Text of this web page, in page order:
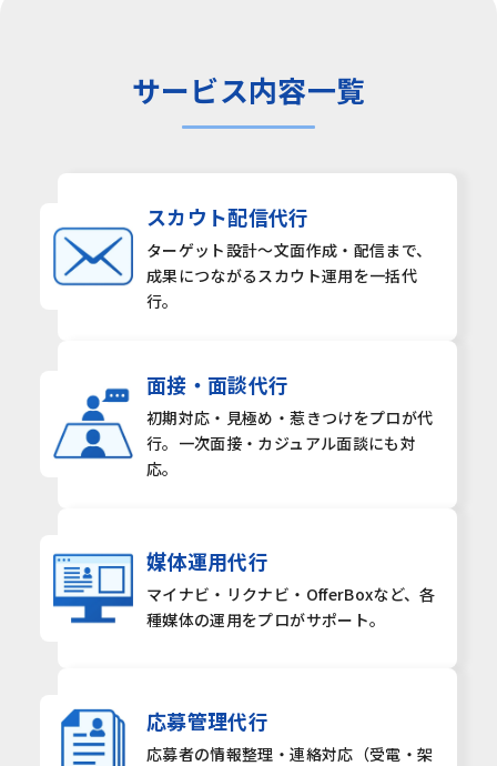
サービス内容一覧
スカウト配信代行
ターゲット設計〜文面作成・ 配信まで、
成果につながる スカウト運用を一括代
行。
面接・面談代行
初期対応・見極め・惹きつけをプロが代
行。一次面接・ カジュアル面談にも対
応。
媒体運用代行
マイナビ・リクナビ・ OfferBoxなど、各
種媒体の運用をプロがサポート。
応募管理代行
応募者の情報整理・連絡対応（受電・架